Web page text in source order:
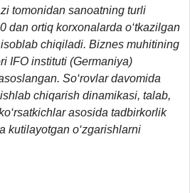
tomonidan sanoatning turli
dan ortiq korxonalarda o‘tkazilgan
chiqiladi. Biznes muhitining
IFO instituti (Germaniya)
So‘rovlar davomida
chiqarish dinamikasi, talab,
asosida tadbirkorlik
kutilayotgan o‘zgarishlarni